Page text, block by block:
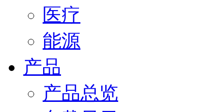
医疗
能源
产品
产品总览